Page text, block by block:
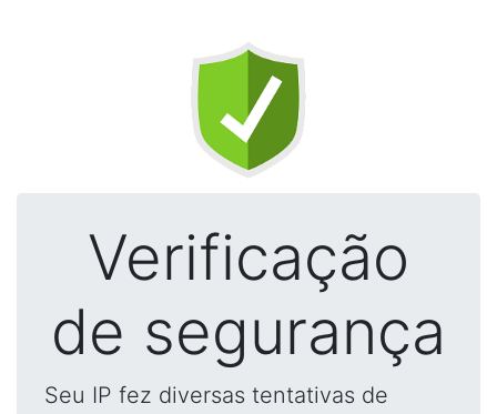
Verificação
de segurança
Seu IP fez diversas tentativas de